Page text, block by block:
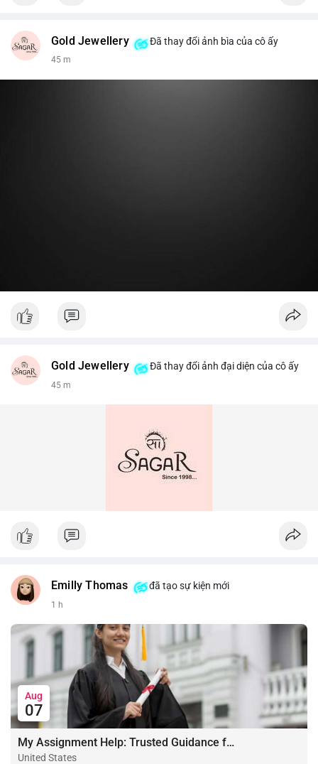
Gold Jewellery Đã thay đổi ảnh bìa của cô ấy
45 m
Gold Jewellery Đã thay đổi ảnh đại diện của cô ấy
45 m
Emilly Thomas đã tạo sự kiện mới
1 h
Aug
07
My Assignment Help: Trusted Guidance for Academic Excellence
United States